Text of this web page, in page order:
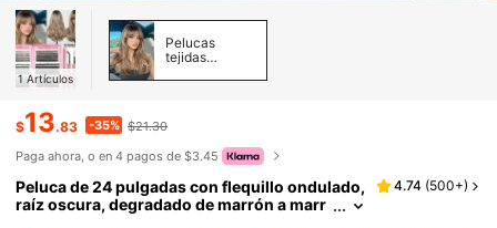
1 Artículos
Pelucas
tejidas
$13.83 -35% $21.30
Paga ahora, o en 4 pagos de $3.45
Peluca de 24 pulgadas con flequillo ondulado,
raíz oscura, degradado de marrón a marr
4.74 (500+)